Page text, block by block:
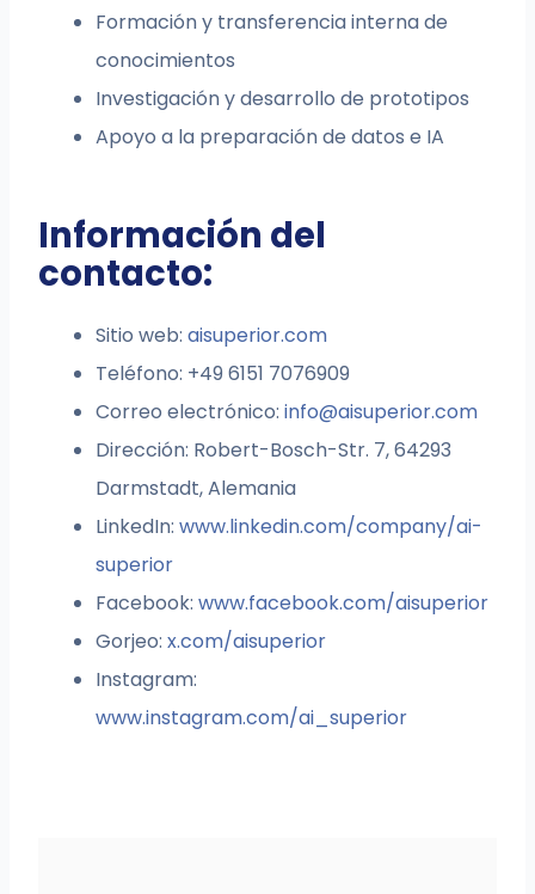
Formación y transferencia interna de
conocimientos
Investigación y desarrollo de prototipos
Apoyo a la preparación de datos e IA
Información del
contacto:
Sitio web:aisuperior.com
Teléfono: +49 6151 7076909
Correo electrónico:info@aisuperior.com
Dirección: Robert-Bosch-Str. 7, 64293
Darmstadt, Alemania
LinkedIn:www.linkedin.com/company/ai-
superior
Facebook:www.facebook.com/aisuperior
Gorjeo:x.com/aisuperior
Instagram:
www.instagram.com/ai_superior